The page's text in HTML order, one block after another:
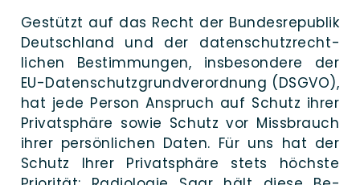
Gestützt auf das Recht der Bundes­republik
Deutsch­land und der daten­schutz­recht­
lichen Be­stimmungen, ins­be­son­de­re der
EU-Daten­­­schu­t­­z­­­grun­­­d­­­ver­­­­or­d­­nung (DSGVO),
hat jede Per­son An­spruch auf Schutz ihrer
Privat­sphäre sowie Schutz vor Miss­brauch
ihrer per­sönlichen Daten. Für uns hat der
Schutz Ihrer Privat­sphäre stets höchs­te